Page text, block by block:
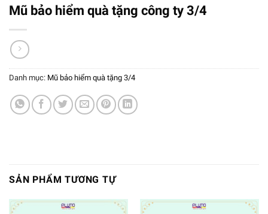
Mũ bảo hiểm quà tặng công ty 3/4
Danh mục: Mũ bảo hiểm quà tặng 3/4
SẢN PHẨM TƯƠNG TỰ